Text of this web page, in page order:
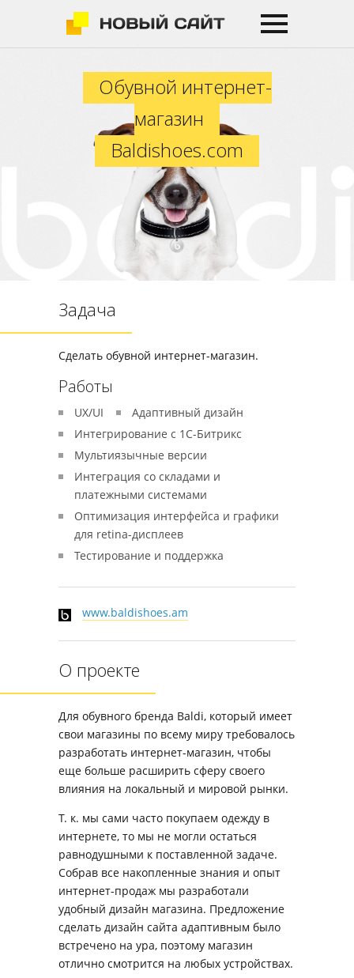
Обувной интернет-магазин
Обувной интернет-
магазин
Baldishoes.com
Задача
Сделать обувной интернет-магазин.
Работы
UX/UI
Адаптивный дизайн
Интегрирование с 1С-Битрикс
Мультиязычные версии
Интеграция со складами и
платежными системами
Оптимизация интерфейса и графики
для retina-дисплеев
Тестирование и поддержка
www.baldishoes.am
О проекте
Для обувного бренда Baldi, который имеет
свои магазины по всему миру требовалось
разработать интернет-магазин, чтобы
еще больше расширить сферу своего
влияния на локальный и мировой рынки.
Т. к. мы сами часто покупаем одежду в
интернете, то мы не могли остаться
равнодушными к поставленной задаче.
Собрав все накопленные знания и опыт
интернет-продаж мы разработали
удобный дизайн магазина. Предложение
сделать дизайн сайта адаптивным было
встречено на ура, поэтому магазин
отлично смотрится на любых устройствах.